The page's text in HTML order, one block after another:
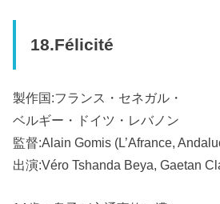
18.Félicité
製作国:フランス・セネガル・
ベルギー・ドイツ・レバノン
監督:Alain Gomis (L’Afrance,
出演:Véro Tshanda Beya, Gaetan